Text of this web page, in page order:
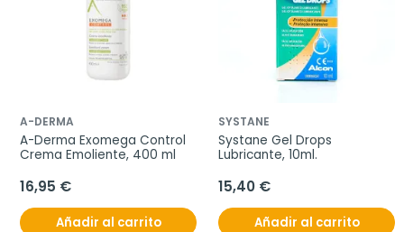
A-DERMA
A-Derma Exomega Control
Crema Emoliente, 400 ml
16,95 €
Añadir al carrito
SYSTANE
Systane Gel Drops
Lubricante, 10ml.
15,40 €
Añadir al carrito